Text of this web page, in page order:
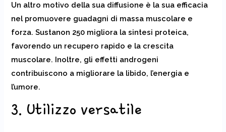
Un altro motivo della sua diffusione è la sua efficacia
nel promuovere guadagni di massa muscolare e
forza. Sustanon 250 migliora la sintesi proteica,
favorendo un recupero rapido e la crescita
muscolare. Inoltre, gli effetti androgeni
contribuiscono a migliorare la libido, l’energia e
l’umore.
3. Utilizzo versatile